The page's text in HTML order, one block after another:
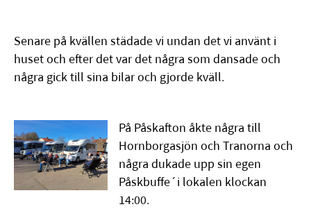
Senare på kvällen städade vi undan det vi använt i
huset och efter det var det några som dansade och
några gick till sina bilar och gjorde kväll.
På Påskafton åkte några till
Hornborgasjön och Tranorna och
några dukade upp sin egen
Påskbuffe´i lokalen klockan
14:00.